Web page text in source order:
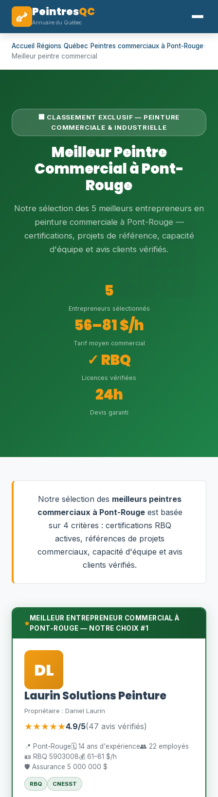
PeintresQC
Annuaire du Québec
Accueil ›Régions›Québec›Peintres commerciaux à Pont-Rouge›
Meilleur peintre commercial
🏢 CLASSEMENT EXCLUSIF — PEINTURE
COMMERCIALE & INDUSTRIELLE
Meilleur Peintre
Commercial à Pont-
Rouge
Notre sélection des 5 meilleurs entrepreneurs en
peinture commerciale à Pont-Rouge —
certifications, projets de référence, capacité
d'équipe et avis clients vérifiés.
5
Entrepreneurs sélectionnés
56–81 $/h
Tarif moyen commercial
✓ RBQ
Licences vérifiées
24h
Devis garanti
Notre sélection des meilleurs peintres
commerciaux à Pont-Rougeest basée
sur 4 critères : certifications RBQ
actives, références de projets
commerciaux, capacité d'équipe et avis
clients vérifiés.
MEILLEUR ENTREPRENEUR COMMERCIAL À
PONT-ROUGE — NOTRE CHOIX #1
DL
Laurin Solutions Peinture
Propriétaire : Daniel Laurin
★★★★★4.9/5(47 avis vérifiés)
📍 Pont-Rouge🗓️ 14 ans d'expérience👥 22 employés
🪪 RBQ 5903008💰 61–81 $/h
🛡️ Assurance 5 000 000 $
RBQ CNESST